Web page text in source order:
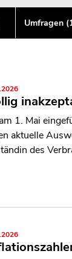
Umfragen
1. Mai
aktuelle
des